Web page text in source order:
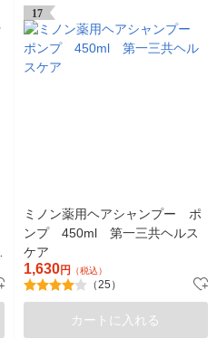
17
ミノン薬用ヘアシャンプー ポ
ンプ 450ml 第一三共ヘルス
ケア
1,630円 （税込）
（25）
カートに入れる